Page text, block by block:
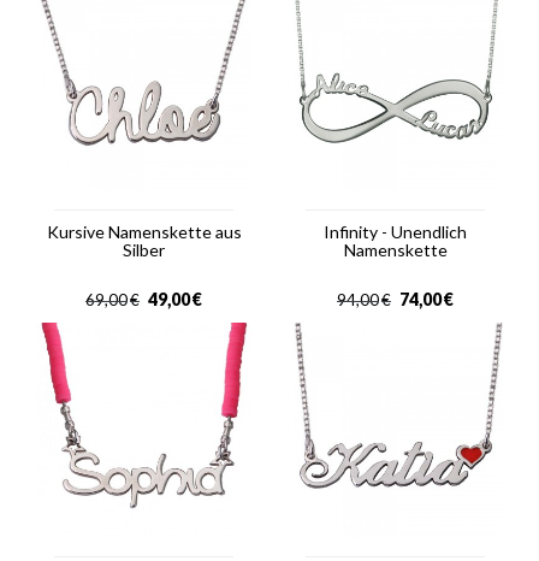
Kursive Namenskette aus
Silber
€
69,00 €
49,00
Infinity - Unendlich
Namenskette
€
94,00 €
74,00